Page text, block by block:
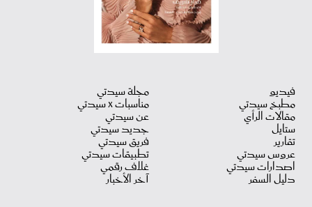
فيديو
مطبخ سيدتي
مقالات الرأي
ستايل
تقارير
عروس سيدتي
اصدارات سيدتي
دليل السفر
مجلة سيدتي
مناسبات X سيدتي
عن سيدتي
جديد سيدتي
فريق سيدتي
تطبيقات سيدتي
غلاف رقمي
آخر الأخبار